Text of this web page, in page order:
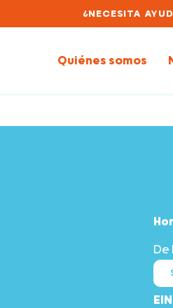
¿NECESITA
Quiénes somos
De
EIN